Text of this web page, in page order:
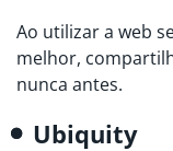
Ao utilizar a web
melhor,
nunca antes.
Ubiquity